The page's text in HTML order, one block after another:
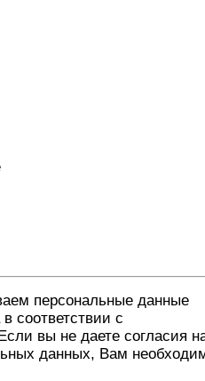
персональные данные
соответствии с
вы не даете согласия
данных, Вам